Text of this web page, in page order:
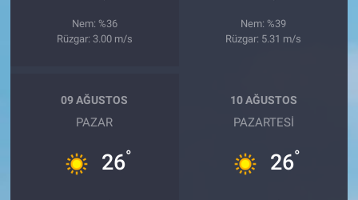
Nem: %36
Rüzgar: 3.00 m/s
Nem: %39
Rüzgar: 5.31 m/s
09 AĞUSTOS
PAZAR
26°
10 AĞUSTOS
PAZARTESI
26°